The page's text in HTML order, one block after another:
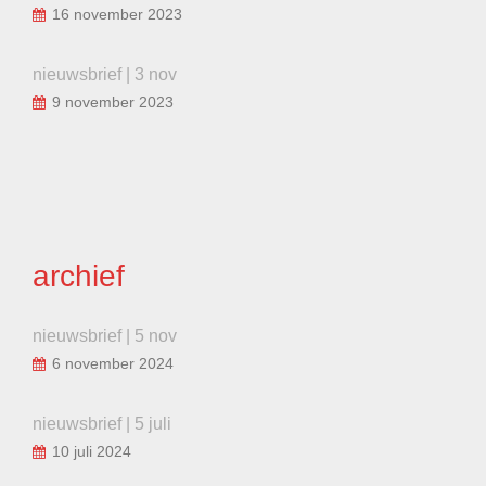
16 november 2023
nieuwsbrief | 3 nov
9 november 2023
archief
nieuwsbrief | 5 nov
6 november 2024
nieuwsbrief | 5 juli
10 juli 2024